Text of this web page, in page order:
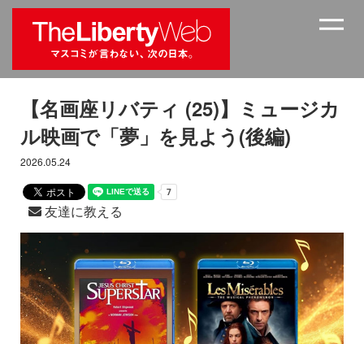
【名画座リバティ (25)】ミュージカ
ル映画で「夢」を見よう(後編)
2026.05.24
友達に教える